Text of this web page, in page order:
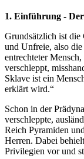
1. Einführung -
Grundsätzlich ist die
und Unfreie, also
entrechteter
verschleppt,
Sklave ist ein
erklärt wird.“
Schon in der
verschleppte,
Reich Pyramiden
Herren. Dabei
Privilegien vor und